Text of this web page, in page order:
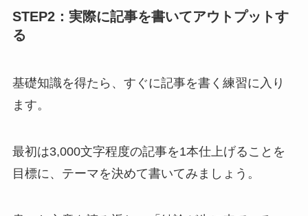
STEP2：実際に記事を書いてアウトプットす
る
基礎知識を得たら、すぐに記事を書く練習に入り
ます。
最初は3,000文字程度の記事を1本仕上げることを
目標に、テーマを決めて書いてみましょう。